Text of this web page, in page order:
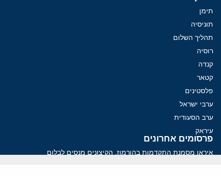
תימן
תוניסיה
תהליך השלום
רוסיה
קנדה
קטאר
פלסטינים
ערבי ישראל
ערב הסעודית
עיראק
פרסומים אחרונים
איראן מסמנת התקדמות בהורמוז, הקיצונים מנסים לבלום